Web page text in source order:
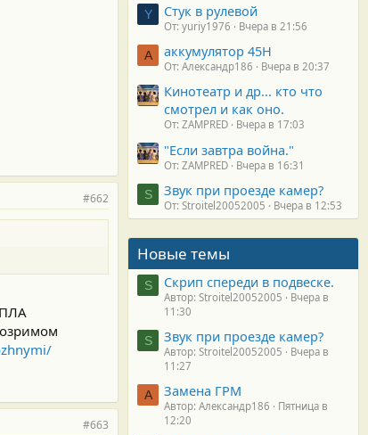
#662
#663
Y Стук в рулевой
От: yuriy1976 Вчера в 21:56
А аккумулятор 45H
От: Александр186 Вчера в 20:37
Кинотеатр и др... кто что
смотрел и как оно.
От: ZAMPRED Вчера в 17:03
"Если завтра война."
От: ZAMPRED Вчера в 16:31
S Звук при проезде камер?
От: Stroitel20052005 Вчера в 12:53
Новые темы
S Скрип спереди в подвеске.
Автор: Stroitel20052005
Вчера в
11:30
S Звук при проезде камер?
Автор: Stroitel20052005
Вчера в
11:27
А Замена ГРМ
Автор: Александр186
Пятница в
12:20